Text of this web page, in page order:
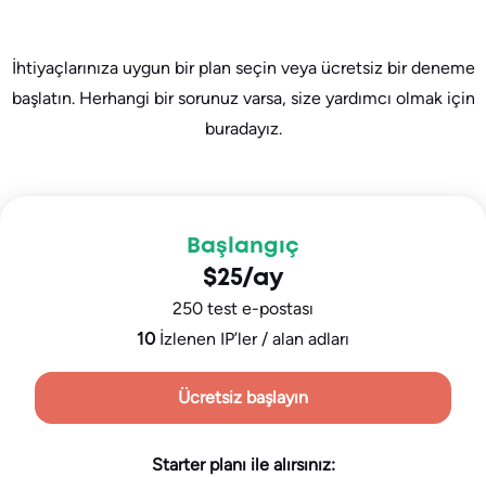
İhtiyaçlarınıza uygun bir plan seçin veya ücretsiz bir deneme
başlatın. Herhangi bir sorunuz varsa, size yardımcı olmak için
buradayız.
Başlangıç
$25/ay
250 test e-postası
10 İzlenen IP’ler / alan adları
Ücretsiz başlayın
Starter planı ile alırsınız: